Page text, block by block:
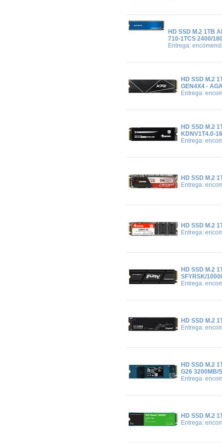
HD SSD M.2 1TB
710-1TCS 2400/
Entrega:
HD SSD M.2
GEN4X4 -
Entrega:
HD SSD M.2
KDNV1T4.0-
Entrega:
HD SSD M.2
Entrega:
HD SSD M.2
Entrega:
HD SSD M.2
SFYRSK/
Entrega:
HD SSD M.2
Entrega:
HD SSD M.2
G26 3200MB/S
Entrega:
HD SSD M.2
Entrega: